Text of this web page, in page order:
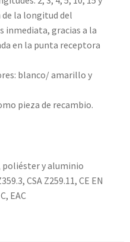
la longitud del
inmediata, gracias a la
en la punta receptora
blanco/ amarillo y
pieza de recambio.
y aluminio
CSA Z259.11, CE EN
EAC